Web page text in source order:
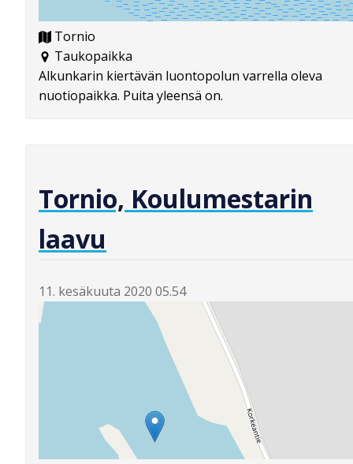
Tornio
Taukopaikka
Alkunkarin kiertävän luontopolun varrella oleva
nuotiopaikka. Puita yleensä on.
Tornio, Koulumestarin
laavu
11. kesäkuuta 2020 05.54